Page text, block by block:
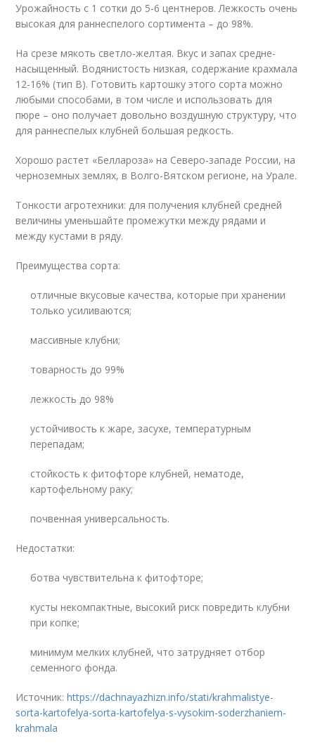
Урожайность с 1 сотки до 5-6 центнеров. Лежкость очень
высокая для раннеспелого сортимента – до 98%.
На срезе мякоть светло-желтая. Вкус и запах средне-
насыщенный. Водянистость низкая, содержание крахмала
12-16% (тип В). Готовить картошку этого сорта можно
любыми способами, в том числе и использовать для
пюре – оно получает довольно воздушную структуру, что
для раннеспелых клубней большая редкость.
Хорошо растет «Беллароза» на Северо-западе России, на
черноземных землях, в Волго-Вятском регионе, на Урале.
Тонкости агротехники: для получения клубней средней
величины уменьшайте промежутки между рядами и
между кустами в ряду.
Преимущества сорта:
отличные вкусовые качества, которые при хранении
только усиливаются;
массивные клубни;
товарность до 99%
лежкость до 98%
устойчивость к жаре, засухе, температурным
перепадам;
стойкость к фитофторе клубней, нематоде,
картофельному раку;
почвенная универсальность.
Недостатки:
ботва чувствительна к фитофторе;
кусты некомпактные, высокий риск повредить клубни
при копке;
минимум мелких клубней, что затрудняет отбор
семенного фонда.
Источник:https://dachnayazhizn.info/stati/krahmalistye-
sorta-kartofelya-sorta-kartofelya-s-vysokim-soderzhaniem-
krahmala